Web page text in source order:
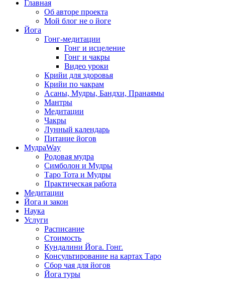
Главная
Об авторе проекта
Мой блог не о йоге
Йога
Гонг-медитации
Гонг и исцеление
Гонг и чакры
Видео уроки
Крийи для здоровья
Крийи по чакрам
Асаны, Мудры, Бандхи, Пранаямы
Мантры
Медитации
Чакры
Лунный календарь
Питание йогов
МудраWay
Родовая мудра
Симболон и Мудры
Таро Тота и Мудры
Практическая работа
Медитации
Йога и закон
Наука
Услуги
Расписание
Стоимость
Кундалини Йога. Гонг.
Консультирование на картах Таро
Сбор чая для йогов
Йога туры